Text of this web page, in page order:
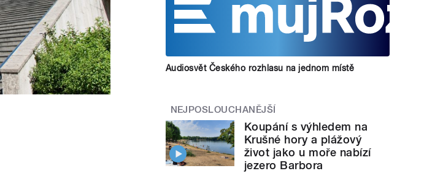
Audiosvět Českého rozhlasu na jednom místě
NEJPOSLOUCHANĚJŠÍ
Koupání s výhledem na
Krušné hory a plážový
život jako u moře nabízí
jezero Barbora